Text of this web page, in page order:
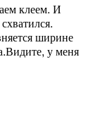
клеем. И
ширине
у меня